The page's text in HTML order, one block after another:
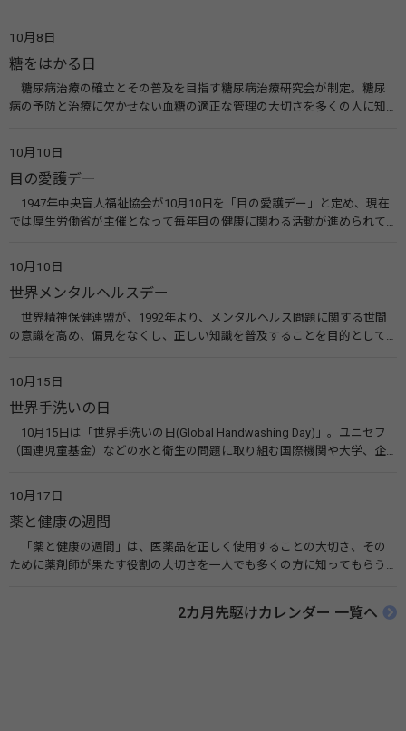
10月8日
糖をはかる日
糖尿病治療の確立とその普及を目指す糖尿病治療研究会が制定。糖尿
病の予防と治療に欠かせない血糖の適正な管理の大切さを多くの人に知
療研究会） 糖尿病ネットワーク
10月10日
目の愛護デー
1947年中央盲人福祉協会が10月10日を「目の愛護デー」と定め、現在
では厚生労働省が主催となって毎年目の健康に関わる活動が進められて
会）
10月10日
世界メンタルヘルスデー
世界精神保健連盟が、1992年より、メンタルヘルス問題に関する世間
の意識を高め、偏見をなくし、正しい知識を普及することを目的として、
す。 関連リンク 世界メンタルヘルスデー（厚生労働省） 働く人のメンタ
ルヘルス・ポータルサイト「こころの耳」（厚生労働省）
10月15日
世界手洗いの日
10月15日は「世界手洗いの日(Global Handwashing Day)」。ユニセフ
（国連児童基金）などの水と衛生の問題に取り組む国際機関や大学、企
10月17日
薬と健康の週間
「薬と健康の週間」は、医薬品を正しく使用することの大切さ、その
ために薬剤師が果たす役割の大切さを一人でも多くの方に知ってもらう
伝えたい！薬との付き合い方」（保健指導リソースガイド）
2カ月先駆けカレンダー 一覧へ